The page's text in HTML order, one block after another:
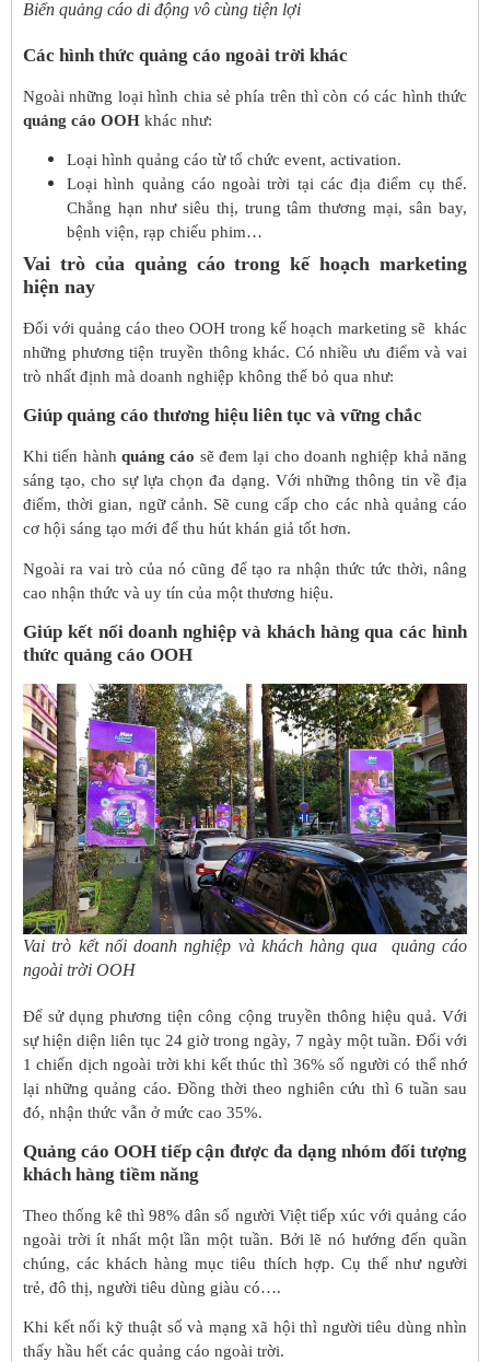
Biển quảng cáo di động vô cùng tiện lợi
Các hình thức quảng cáo ngoài trời khác
Ngoài những loại hình chia sẻ phía trên thì còn có các hình thức
quảng cáo OOH khác như:
Loại hình quảng cáo từ tổ chức event, activation.
Loại hình quảng cáo ngoài trời tại các địa điểm cụ thể.
Chẳng hạn như siêu thị, trung tâm thương mại, sân bay,
bệnh viện, rạp chiếu phim…
Vai trò của quảng cáo trong kế hoạch marketing
hiện nay
Đối với quảng cáo theo OOH trong kế hoạch marketing sẽ khác
những phương tiện truyền thông khác. Có nhiều ưu điểm và vai
trò nhất định mà doanh nghiệp không thể bỏ qua như:
Giúp quảng cáo thương hiệu liên tục và vững chắc
Khi tiến hành quảng cáo sẽ đem lại cho doanh nghiệp khả năng
sáng tạo, cho sự lựa chọn đa dạng. Với những thông tin về địa
điểm, thời gian, ngữ cảnh. Sẽ cung cấp cho các nhà quảng cáo
cơ hội sáng tạo mới để thu hút khán giả tốt hơn.
Ngoài ra vai trò của nó cũng để tạo ra nhận thức tức thời, nâng
cao nhận thức và uy tín của một thương hiệu.
Giúp kết nối doanh nghiệp và khách hàng qua các hình
thức quảng cáo OOH
Vai trò kết nối doanh nghiệp và khách hàng qua quảng cáo
ngoài trời OOH
Để sử dụng phương tiện công cộng truyền thông hiệu quả. Với
sự hiện diện liên tục 24 giờ trong ngày, 7 ngày một tuần. Đối với
1 chiến dịch ngoài trời khi kết thúc thì 36% số người có thể nhớ
lại những quảng cáo. Đồng thời theo nghiên cứu thì 6 tuần sau
đó, nhận thức vẫn ở mức cao 35%.
Quảng cáo OOH tiếp cận được đa dạng nhóm đối tượng
khách hàng tiềm năng
Theo thống kê thì 98% dân số người Việt tiếp xúc với quảng cáo
ngoài trời ít nhất một lần một tuần. Bởi lẽ nó hướng đến quần
chúng, các khách hàng mục tiêu thích hợp. Cụ thể như người
trẻ, đô thị, người tiêu dùng giàu có….
Khi kết nối kỹ thuật số và mạng xã hội thì người tiêu dùng nhìn
thấy hầu hết các quảng cáo ngoài trời.